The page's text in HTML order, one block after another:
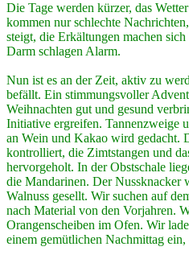
Die Tage werden kürzer, das
kommen nur schlechte
steigt, die Erkältungen machen
Darm schlagen Alarm.
Nun ist es an der Zeit, aktiv zu
befällt. Ein stimmungsvoller
Weihnachten gut und gesund
Initiative ergreifen. Tannenzweige
an Wein und Kakao wird gedacht.
kontrolliert, die Zimtstangen und
hervorgeholt. In der Obstschale
die Mandarinen. Der Nussknacker
Walnuss gesellt. Wir suchen auf
nach Material von den Vorjahren.
Orangenscheiben im Ofen. Wir
einem gemütlichen Nachmittag